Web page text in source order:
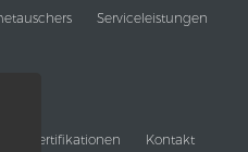
Serviceleistungen
Zertifikationen
Kontakt